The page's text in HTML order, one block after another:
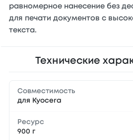
равномерное нанесение без
для печати документов с
текста.
Технические
Совместимость
для Kyocera
Ресурс
900 г